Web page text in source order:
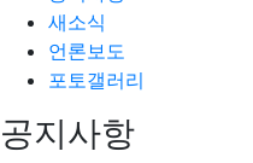
새소식
언론보도
포토갤러리
공지사항